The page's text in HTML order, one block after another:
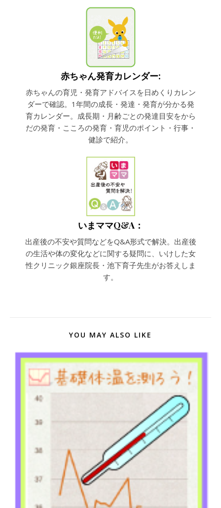
赤ちゃん発育カレンダー:
赤ちゃんの育児・発育アドバイスを日めくりカレン
ダーで確認。1年間の成長・発達・発育が分かる発
育カレンダー。成長期・月齢ごとの発達目安をから
だの発育・こころの発育・育児のポイント・行事・
健診で紹介。
いまママQ&A：
出産後の不安や質問などをQ&A形式で解決。出産後
の生活や体の変化などに関する疑問に、いけした女
性クリニック銀座院長・池下育子先生がお答えしま
す。
YOU MAY ALSO LIKE